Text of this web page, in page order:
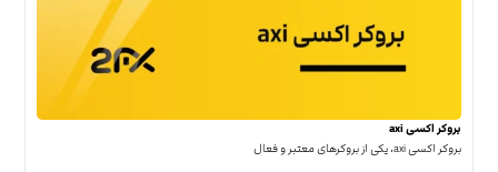
بروکر اکسی axi
بروکر اکسی axi، یکی از بروکرهای معتبر و فعال